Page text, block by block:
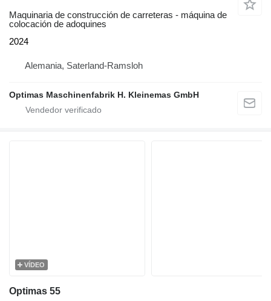
Maquinaria de construcción de carreteras - máquina de
colocación de adoquines
2024
Alemania, Saterland-Ramsloh
Optimas Maschinenfabrik H. Kleinemas GmbH
VÍDEO
Optimas 55